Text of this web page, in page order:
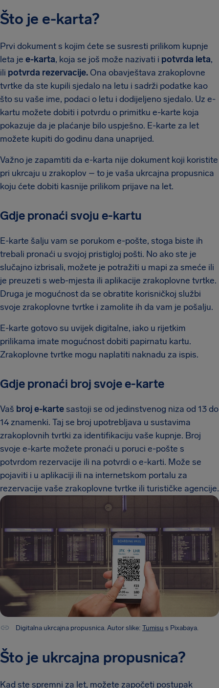
Što je e-karta?
Prvi dokument s kojim ćete se susresti prilikom kupnje
leta je e-karta, koja se još može nazivati i potvrda leta,
ili potvrda rezervacije.Ona obavještava zrakoplovne
tvrtke da ste kupili sjedalo na letu i sadrži podatke kao
što su vaše ime, podaci o letu i dodijeljeno sjedalo. Uz e-
kartu možete dobiti i potvrdu o primitku e-karte koja
pokazuje da je plaćanje bilo uspješno. E-karte za let
možete kupiti do godinu dana unaprijed.
Važno je zapamtiti da e-karta nije dokument koji koristite
pri ukrcaju u zrakoplov – to je vaša ukrcajna propusnica
koju ćete dobiti kasnije prilikom prijave na let.
Gdje pronaći svoju e-kartu
E-karte šalju vam se porukom e-pošte, stoga biste ih
trebali pronaći u svojoj pristigloj pošti. No ako ste je
slučajno izbrisali, možete je potražiti u mapi za smeće ili
je preuzeti s web-mjesta ili aplikacije zrakoplovne tvrtke.
Druga je mogućnost da se obratite korisničkoj službi
svoje zrakoplovne tvrtke i zamolite ih da vam je pošalju.
E-karte gotovo su uvijek digitalne, iako u rijetkim
prilikama imate mogućnost dobiti papirnatu kartu.
Zrakoplovne tvrtke mogu naplatiti naknadu za ispis.
Gdje pronaći broj svoje e-karte
Vaš broj e-kartesastoji se od jedinstvenog niza od 13 do
14 znamenki. Taj se broj upotrebljava u sustavima
zrakoplovnih tvrtki za identifikaciju vaše kupnje. Broj
svoje e-karte možete pronaći u poruci e-pošte s
potvrdom rezervacije ili na potvrdi o e-karti. Može se
pojaviti i u aplikaciji ili na internetskom portalu za
rezervacije vaše zrakoplovne tvrtke ili turističke agencije.
Digitalna ukrcajna propusnica. Autor slike: Tumisu s Pixabaya.
Što je ukrcajna propusnica?
Kad ste spremni za let, možete započeti postupak